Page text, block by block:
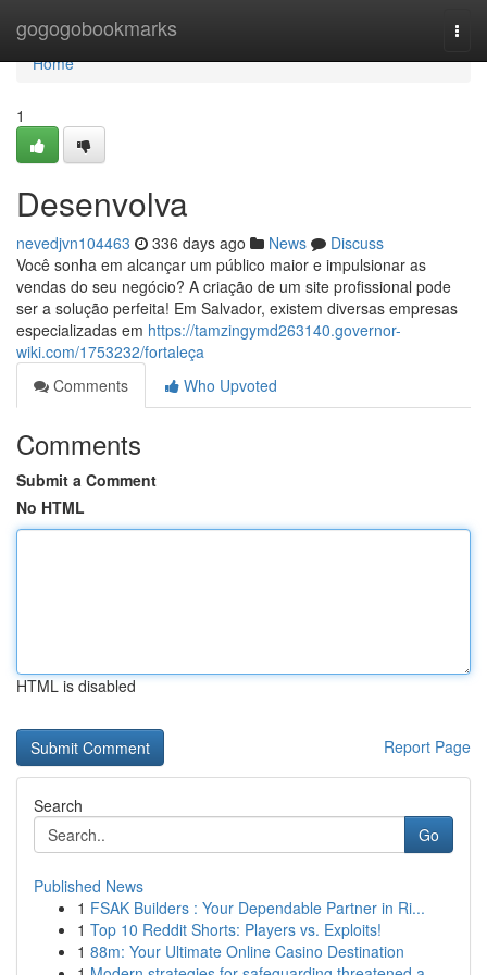
gogogobookmarks
Home
Home
1
Desenvolva
nevedjvn104463 336 days ago News
Discuss
Você sonha em alcançar um público maior e impulsionar as
vendas do seu negócio? A criação de um site profissional pode
ser a solução perfeita! Em Salvador, existem diversas empresas
especializadas em https://tamzingymd263140.governor-
wiki.com/1753232/fortaleça
Comments
Who Upvoted
Comments
Submit a Comment
No HTML
HTML is disabled
Report Page
Search
Go
Published News
1 FSAK Builders : Your Dependable Partner in Ri...
1 Top 10 Reddit Shorts: Players vs. Exploits!
1 88m: Your Ultimate Online Casino Destination